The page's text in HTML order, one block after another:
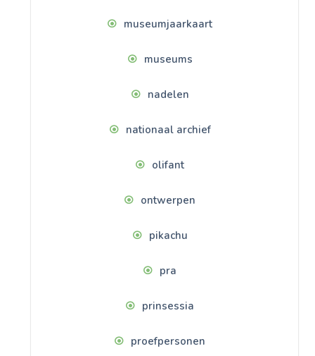
museumjaarkaart
museums
nadelen
nationaal archief
olifant
ontwerpen
pikachu
pra
prinsessia
proefpersonen